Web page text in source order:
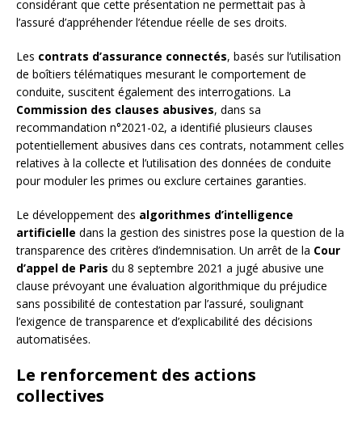
considérant que cette présentation ne permettait pas à
l’assuré d’appréhender l’étendue réelle de ses droits.
Les contrats d’assurance connectés, basés sur l’utilisation
de boîtiers télématiques mesurant le comportement de
conduite, suscitent également des interrogations. La
Commission des clauses abusives, dans sa
recommandation n°2021-02, a identifié plusieurs clauses
potentiellement abusives dans ces contrats, notamment celles
relatives à la collecte et l’utilisation des données de conduite
pour moduler les primes ou exclure certaines garanties.
Le développement des algorithmes d’intelligence
artificielle dans la gestion des sinistres pose la question de la
transparence des critères d’indemnisation. Un arrêt de la Cour
d’appel de Paris du 8 septembre 2021 a jugé abusive une
clause prévoyant une évaluation algorithmique du préjudice
sans possibilité de contestation par l’assuré, soulignant
l’exigence de transparence et d’explicabilité des décisions
automatisées.
Le renforcement des actions
collectives